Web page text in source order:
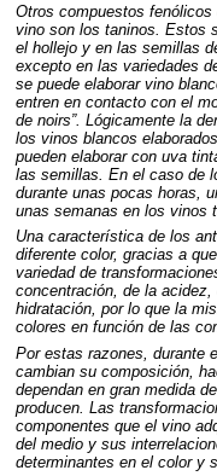
Otros compuestos
vino son los taninos. Estos
el hollejo y en las semillas
excepto en las variedades
se puede elaborar vino
entren en contacto con el
de noirs”. Lógicamente la
los vinos blancos
pueden elaborar con uva
las semillas. En el caso de
durante unas pocas horas,
unas semanas en los vinos
Una característica de los
diferente color, gracias a
variedad de
concentración, de la
hidratación, por lo que la
colores en función de las
Por estas razones, durante
cambian su composición,
dependan en gran medida
producen. Las
componentes que el vino
del medio y sus
determinantes en el color y